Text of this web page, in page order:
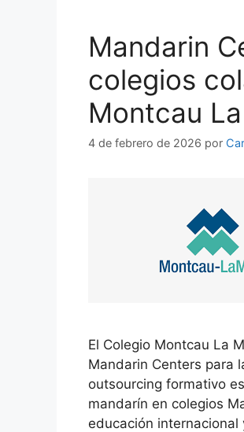
Mandarin
colegios
Montcau
4 de febrero de 2026 por
El Colegio Montcau La
Mandarin Centers para
outsourcing formativo
mandarín en colegios
educación